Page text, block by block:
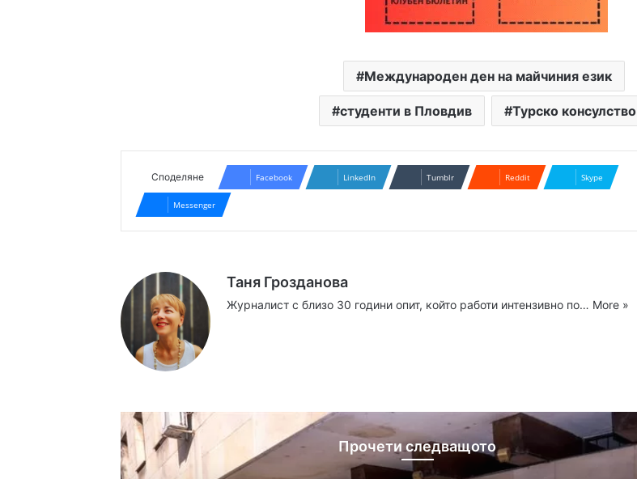
Международен ден на майчиния език
студенти в Пловдив Турско консулство
Споделяне Facebook LinkedIn Tumblr Reddit Skype
Messenger
Таня Грозданова
Журналист с близо 30 години опит, който работи интензивно по… More »
Прочети следващото